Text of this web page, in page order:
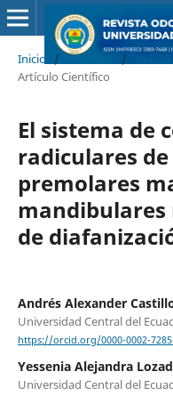
Inicio / Archivos / Vol.
Artículo Científico
El sistema de
radiculares
premolares
mandibulares
de
Andrés Alexander
Universidad Central del
https://orcid.org/0000-0002-
Yessenia Alejandra
Universidad Central del